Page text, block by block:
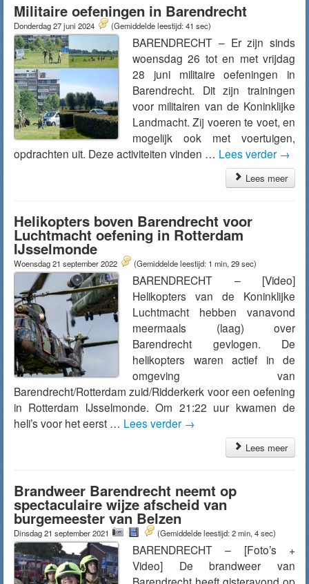
Militaire oefeningen in Barendrecht
Donderdag 27 juni 2024 (Gemiddelde leestijd: 41 sec)
BARENDRECHT – Er zijn sinds
woensdag 26 tot en met vrijdag
28 juni militaire oefeningen in
Barendrecht. Dit zijn trainingen
voor militairen van de Koninklijke
Landmacht. Zij voeren te voet, en
mogelijk ook met voertuigen,
opdrachten uit. Deze activiteiten vinden … Lees verder →
Lees meer
Helikopters boven Barendrecht voor
Luchtmacht oefening in Rotterdam
IJsselmonde
Woensdag 21 september 2022 (Gemiddelde leestijd: 1 min, 29 sec)
BARENDRECHT – [Video]
Helikopters van de Koninklijke
Luchtmacht hebben vanavond
meermaals (laag) over
Barendrecht gevlogen. De
helikopters waren actief in de
omgeving van
Barendrecht/Rotterdam zuid/Ridderkerk voor een oefening
in Rotterdam IJsselmonde. Om 21:22 uur kwamen de
heli’s voor het eerst … Lees verder →
Lees meer
Brandweer Barendrecht neemt op
spectaculaire wijze afscheid van
burgemeester van Belzen
Dinsdag 21 september 2021 (Gemiddelde leestijd: 2 min, 4 sec)
BARENDRECHT – [Foto’s +
Video] De brandweer van